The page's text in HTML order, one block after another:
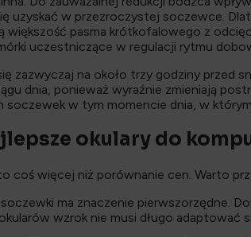
uzyskać w przezroczystej soczewce.
większość pasma krótkofalowego z
uczestniczące w regulacji rytmu
zazwyczaj na około trzy godziny przed
dnia, ponieważ wyraźnie zmieniają
w tym momencie dnia, w
okulary do
coś więcej niż porównanie cen. Warto
ma znaczenie pierwszorzędne.
wzrok nie musi długo adaptować